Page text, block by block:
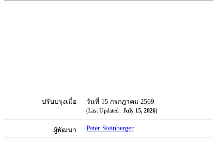
ปรับปรุงเมื่อ วันที่ 15 กรกฎาคม 2569
(Last Updated : July 15, 2026)
ผู้พัฒนา Peter Steinberger